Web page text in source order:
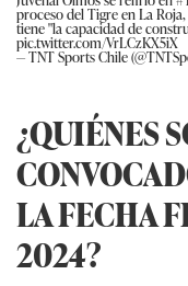
proceso del Tigre en La
tiene "la capacidad de
pic.twitter.com/VrLCzKX5iX
— TNT Sports Chile
¿QUIÉNES
LA FECHA
2024?